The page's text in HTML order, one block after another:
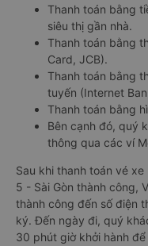
Thanh toán bằng
siêu thị gần nhà.
Thanh toán bằng
Card, JCB).
Thanh toán bằng
tuyến (Internet
Thanh toán bằng
Bên cạnh đó, quý
thông qua các ví
Sau khi thanh toán vé
5 - Sài Gòn thành công,
thành công đến số điện
ký. Đến ngày đi, quý
30 phút giờ khởi hành